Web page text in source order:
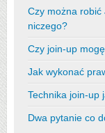
Czy można
niczego?
Czy join-up
Jak wykonać
Technika join-up
Dwa pytanie co